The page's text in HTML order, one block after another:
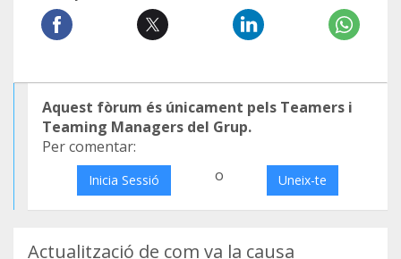
Aquest fòrum és únicament pels Teamers i
Teaming Managers del Grup.
Per comentar:
Inicia Sessió o Uneix-te
Actualització de com va la causa